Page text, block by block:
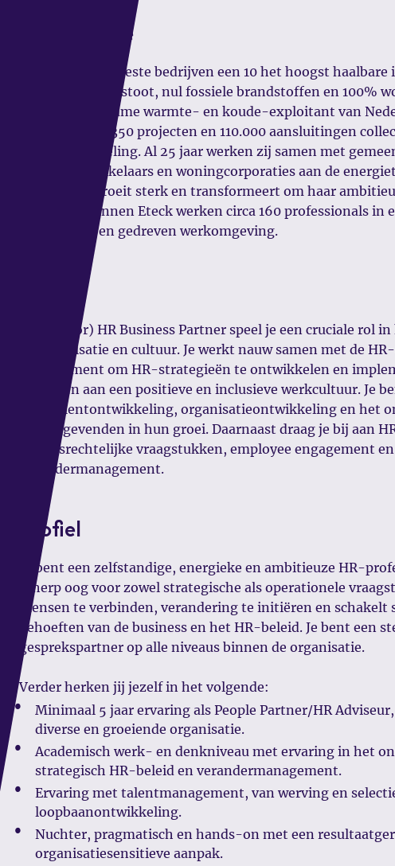
Organisatie
Waar voor de meeste bedrijven een 10 het hoogst haalbare
Nul: nul CO₂-uitstoot, nul fossiele brandstoffen en 100%
grootste duurzame warmte- en koude-exploitant van
met meer dan 350 projecten en 110.000 aansluitingen
warmte en koeling. Al 25 jaar werken zij samen met
projectontwikkelaars en woningcorporaties aan de
organisatie groeit sterk en transformeert om haar
realiseren. Binnen Eteck werken circa 160 professionals in
dynamische en gedreven werkomgeving.
Als (Senior) HR Business Partner speel je een cruciale rol
de organisatie en cultuur. Je werkt nauw samen met de
management om HR-strategieën te ontwikkelen en
bijdragen aan een positieve en inclusieve werkcultuur. Je
voor talentontwikkeling, organisatieontwikkeling en het
leidinggevenden in hun groei. Daarnaast draag je bij aan
arbeidsrechtelijke vraagstukken, employee engagement en
verandermanagement.
Profiel
Jij bent een zelfstandige, energieke en ambitieuze HR-
scherp oog voor zowel strategische als operationele
mensen te verbinden, verandering te initiëren en schakelt
behoeften van de business en het HR-beleid. Je bent een
gesprekspartner op alle niveaus binnen de organisatie.
Verder herken jij jezelf in het volgende:
Minimaal 5 jaar ervaring als People Partner/HR
diverse en groeiende organisatie.
Academisch werk- en denkniveau met ervaring in het
strategisch HR-beleid en verandermanagement.
Ervaring met talentmanagement, van werving en
loopbaanontwikkeling.
Nuchter, pragmatisch en hands-on met een
organisatiesensitieve aanpak.